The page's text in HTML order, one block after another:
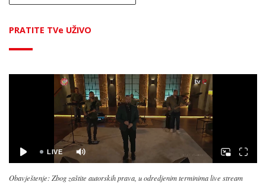
PRATITE TVe UŽIVO
Obavještenje: Zbog zaštite autorskih prava, u odredjenim terminima live stream